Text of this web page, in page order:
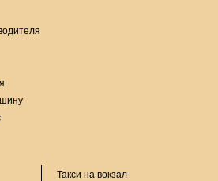
Такси на вокзал